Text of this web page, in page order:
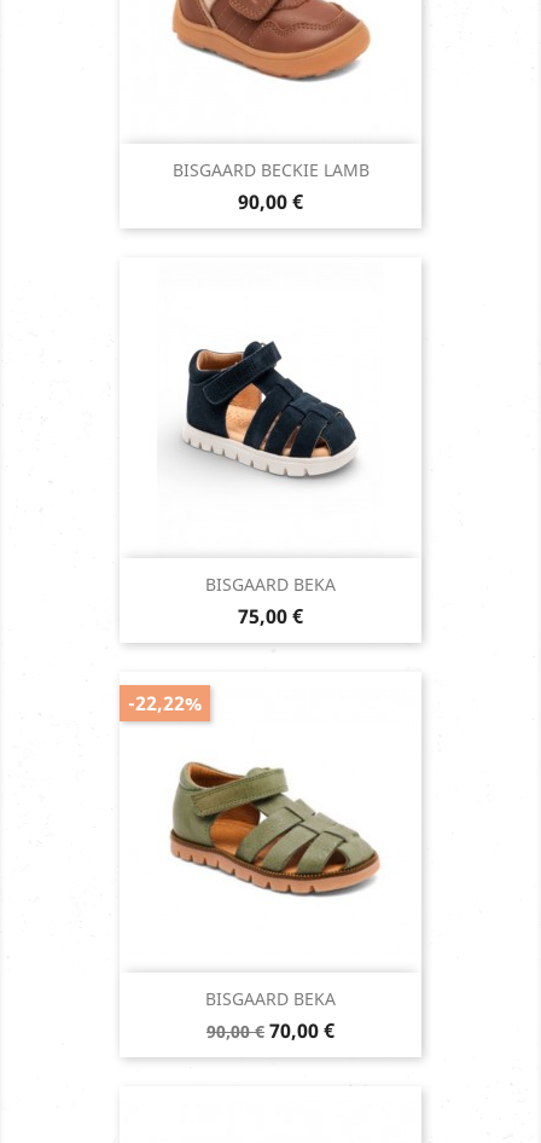
BISGAARD BECKIE LAMB
Prix
90,00 €
BISGAARD BEKA
Prix
75,00 €
BISGAARD BEKA
Prix
de
90,00 € Prix
70,00 €
-22,22%